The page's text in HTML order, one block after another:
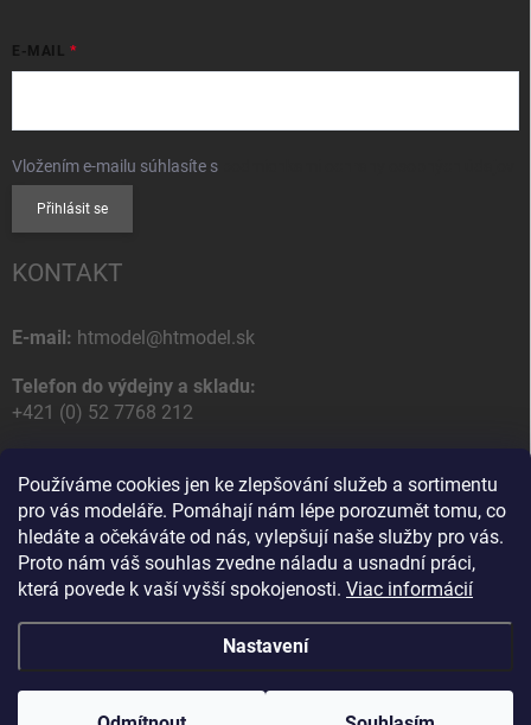
Používáme cookies jen ke zlepšování služeb a sortimentu
pro vás modeláře. Pomáhají nám lépe porozumět tomu, co
hledáte a očekáváte od nás, vylepšují naše služby pro vás.
Proto nám váš souhlas zvedne náladu a usnadní práci,
která povede k vaší vyšší spokojenosti. Viac informácií
Nastavení
E-MAIL
Vložením e-mailu súhlasíte s
Přihlásit se
KONTAKT
E-mail: htmodel@htmodel.sk
Telefon do výdejny a skladu:
+421 (0) 52 7768 212
HT model
Na letisko 49
058 01 Poprad
Slovenská Republika
Copyright 2026HT model. Všechna práva vyhrazena.Upravit nastavení